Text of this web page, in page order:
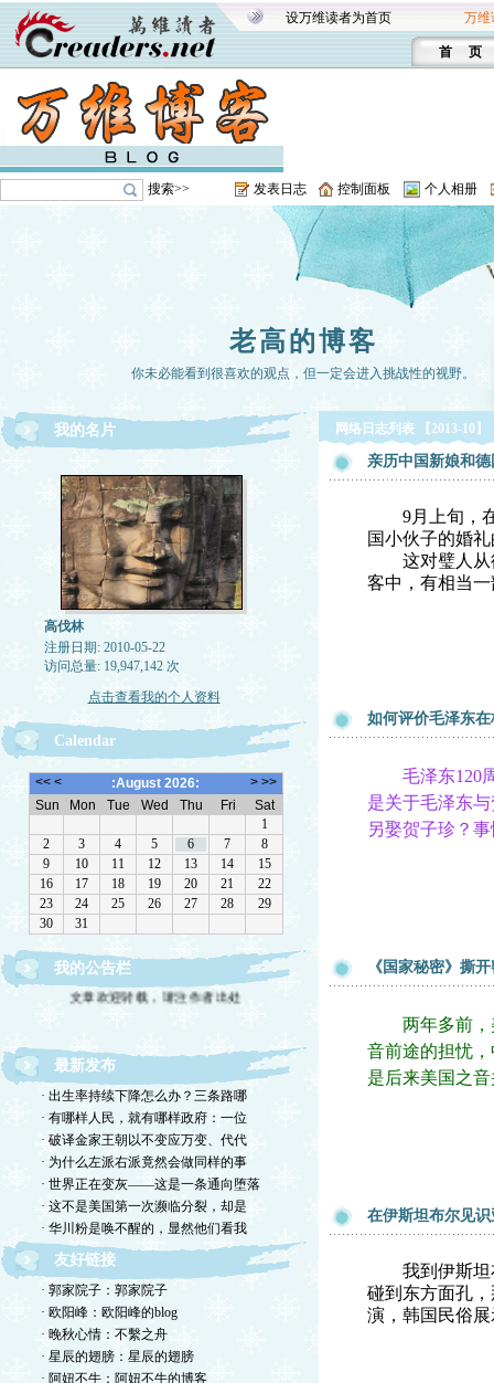
设万维读者为首页 万维
首 页
搜索>> 发表日志 控制面板 个人相册
老高的博客
你未必能看到很喜欢的观点，但一定会进入挑战性的视野。
我的名片
高伐林
注册日期: 2010-05-22
访问总量: 19,947,142 次
点击查看我的个人资料
Calendar
我的公告栏
文章欢迎转载，请注作者出处
最新发布
· 出生率持续下降怎么办？三条路哪
· 有哪样人民，就有哪样政府：一位
· 破译金家王朝以不变应万变、代代
· 为什么左派右派竟然会做同样的事
· 世界正在变灰——这是一条通向堕落
· 这不是美国第一次濒临分裂，却是
· 华川粉是唤不醒的，显然他们看我
友好链接
· 郭家院子：郭家院子
· 欧阳峰：欧阳峰的blog
· 晚秋心情：不繫之舟
· 星辰的翅膀：星辰的翅膀
· 阿妞不牛：阿妞不牛的博客
网络日志列表 【2013-10】
亲历中国新娘和
9月上旬，在
国小伙子的婚
这对璧人从德
客中，有相当
如何评价毛泽东
毛泽东120周
是关于毛泽东
另娶贺子珍？
《国家秘密》撕
两年多前，美
音前途的担忧
是后来美国之
在伊斯坦布尔见
我到伊斯坦布
碰到东方面孔
演，韩国民俗